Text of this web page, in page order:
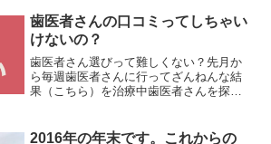
歯医者さんの口コミってしちゃい
けないの？
歯医者さん選びって難しくない？先月か
ら毎週歯医者さんに行ってざんねんな結
果（こちら）を治療中歯医者さんを探す
判を頼りにしがちそこで近所の歯科医院
2016年の年末です。これからの